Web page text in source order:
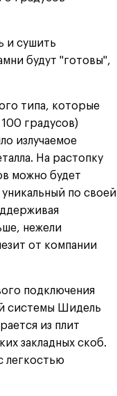
и сушить
будут "готовы",
типа, которые
градусов)
излучаемое
На растопку
можно будет
по своей
нежели
от компании
подключения
системы Шидель
из плит
закладных скоб.
легкостью